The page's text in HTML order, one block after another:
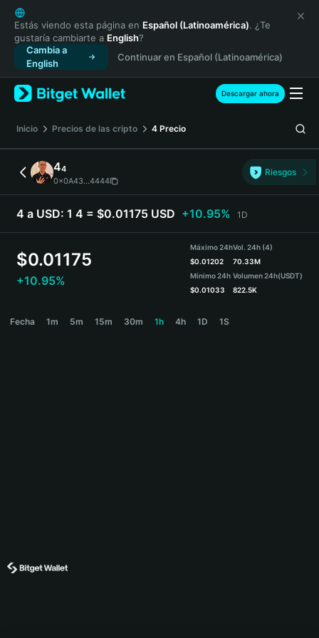
English
日本語
Tiếng Việt
Русский
Español (Latinoamérica)
Türkçe
Français
Deutsch
简体中文
繁體中文
Português (Portugal)
Bahasa Indonesia
ภาษาไทย
Español
Español (Argentina)
Estás viendo esta página en Español (Latinoamérica). ¿Te
gustaría cambiarte a English?
Cambia a
English
Continuar en Español (Latinoamérica)
Descargar ahora
Inicio Precios de las cripto 4 Precio
44
0x0A43...4444
Riesgos
4 a USD: 1 4 = $0.01175 USD +10.95% 1D
$0.01175
+10.95%
Máximo 24h
$0.01202
Mínimo 24h
$0.01033
Vol. 24h (4)
70.33M
Volumen 24h(USDT)
822.5K
Fecha 1m 5m 15m 30m 1h 4h 1D 1S